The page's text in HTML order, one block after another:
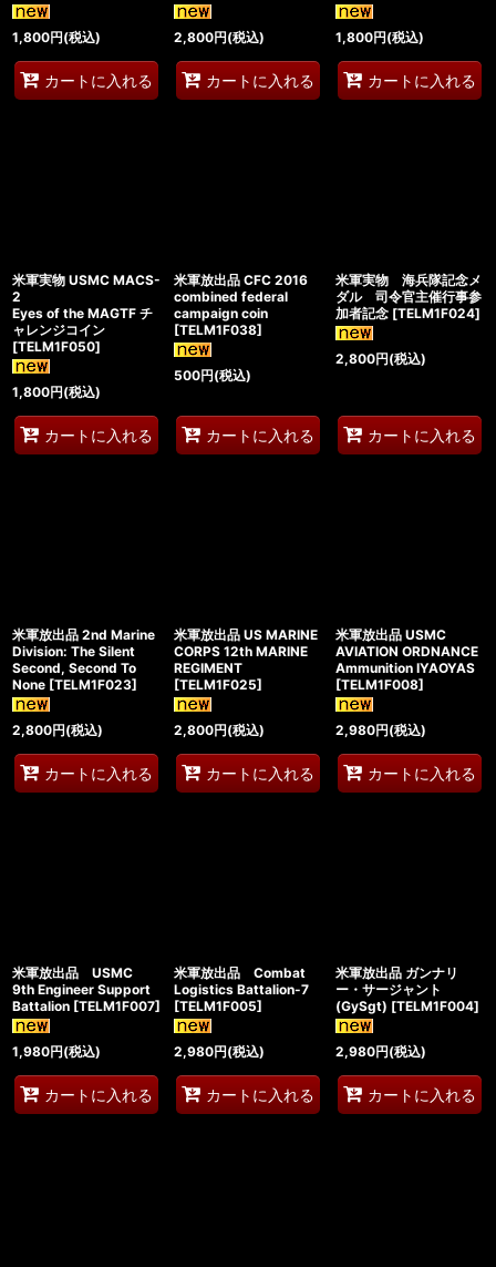
1,800円(税込)
カートに入れる
2,800円(税込)
カートに入れる
1,800円(税込)
カートに入れる
米軍実物 USMC MACS-
2
Eyes of the MAGTF チ
ャレンジコイン
[TELM1F050]
1,800円(税込)
カートに入れる
米軍放出品 CFC 2016
combined federal
campaign coin
[TELM1F038]
500円(税込)
カートに入れる
米軍実物 海兵隊記念メ
ダル 司令官主催行事参
加者記念 [TELM1F024]
2,800円(税込)
カートに入れる
米軍放出品 2nd Marine
Division: The Silent
Second, Second To
None [TELM1F023]
2,800円(税込)
カートに入れる
米軍放出品 US MARINE
CORPS 12th MARINE
REGIMENT
[TELM1F025]
2,800円(税込)
カートに入れる
米軍放出品 USMC
AVIATION ORDNANCE
Ammunition IYAOYAS
[TELM1F008]
2,980円(税込)
カートに入れる
米軍放出品 USMC
9th Engineer Support
Battalion [TELM1F007]
1,980円(税込)
カートに入れる
米軍放出品 Combat
Logistics Battalion-7
[TELM1F005]
2,980円(税込)
カートに入れる
米軍放出品 ガンナリ
ー・サージャント
(GySgt) [TELM1F004]
2,980円(税込)
カートに入れる